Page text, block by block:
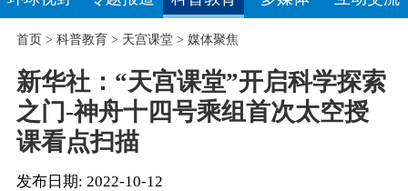
首页> 科普教育> 天宫课堂> 媒体聚焦
新华社：“天宫课堂”开启科学探索
之门-神舟十四号乘组首次太空授
课看点扫描
发布日期: 2022-10-12